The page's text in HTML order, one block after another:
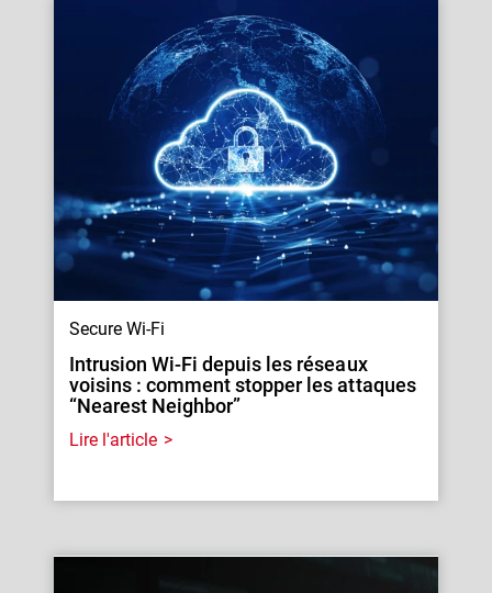
Secure Wi-Fi
Intrusion Wi-Fi depuis les réseaux
voisins : comment stopper les attaques
“Nearest Neighbor”
Lire l'article